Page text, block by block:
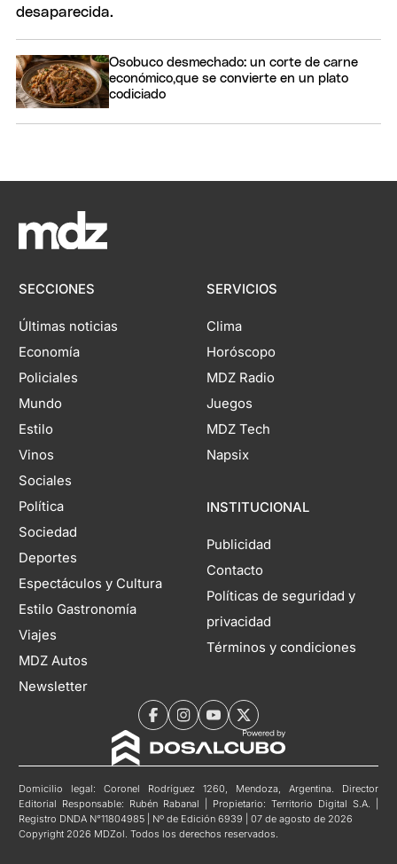
Osobuco desmechado: un corte de carne
económico,que se convierte en un plato
codiciado
SECCIONES
Últimas noticias
Economía
Policiales
Mundo
Estilo
Vinos
Sociales
Política
Sociedad
Deportes
Espectáculos y Cultura
Estilo Gastronomía
Viajes
MDZ Autos
Newsletter
SERVICIOS
Clima
Horóscopo
MDZ Radio
Juegos
MDZ Tech
Napsix
INSTITUCIONAL
Publicidad
Contacto
Políticas de seguridad y
privacidad
Términos y condiciones
Domicilio legal: Coronel Rodríguez 1260, Mendoza, Argentina. Director
Editorial Responsable: Rubén Rabanal | Propietario: Territorio Digital S.A. |
Registro DNDA N°11804985 | Nº de Edición 6939 | 07 de agosto de 2026
Copyright 2026 MDZol. Todos los derechos reservados.